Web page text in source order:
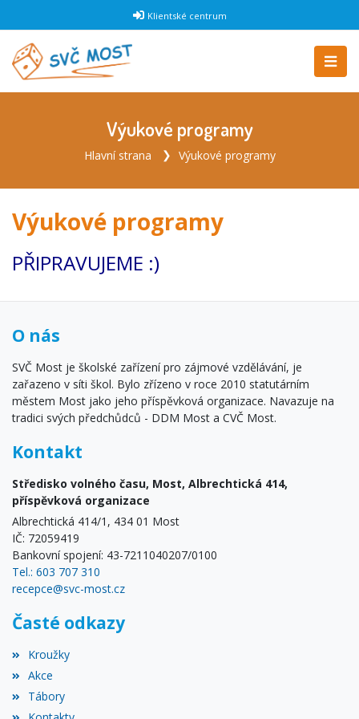
Klientské centrum
Výukové programy
Hlavní strana Výukové programy
Výukové programy
PŘIPRAVUJEME :)
O nás
SVČ Most je školské zařízení pro zájmové vzdělávání, je
zařazeno v síti škol. Bylo zřízeno v roce 2010 statutárním
městem Most jako jeho příspěvková organizace. Navazuje na
tradici svých předchůdců - DDM Most a CVČ Most.
Kontakt
Středisko volného času, Most, Albrechtická 414,
příspěvková organizace
Albrechtická 414/1, 434 01 Most
IČ: 72059419
Bankovní spojení: 43-7211040207/0100
Tel.: 603 707 310
recepce@svc-most.cz
Časté odkazy
Kroužky
Akce
Tábory